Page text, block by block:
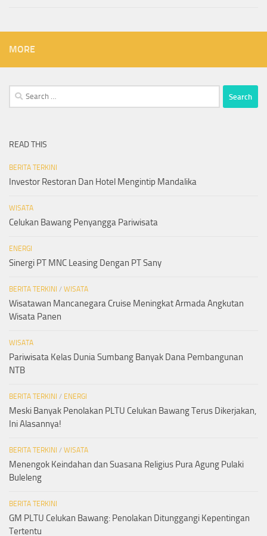
MORE
Search
for:
READ THIS
BERITA TERKINI
Investor Restoran Dan Hotel Mengintip Mandalika
WISATA
Celukan Bawang Penyangga Pariwisata
ENERGI
Sinergi PT MNC Leasing Dengan PT Sany
BERITA TERKINI / WISATA
Wisatawan Mancanegara Cruise Meningkat Armada Angkutan
Wisata Panen
WISATA
Pariwisata Kelas Dunia Sumbang Banyak Dana Pembangunan
NTB
BERITA TERKINI / ENERGI
Meski Banyak Penolakan PLTU Celukan Bawang Terus Dikerjakan,
Ini Alasannya!
BERITA TERKINI / WISATA
Menengok Keindahan dan Suasana Religius Pura Agung Pulaki
Buleleng
BERITA TERKINI
GM PLTU Celukan Bawang: Penolakan Ditunggangi Kepentingan
Tertentu